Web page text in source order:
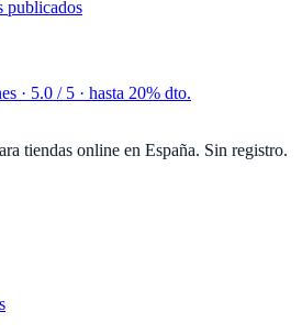
publicados
· 5.0 / 5 · hasta 20% dto.
tiendas online en España. Sin registro.